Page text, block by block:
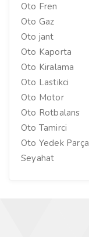
Oto Fren
Oto Gaz
Oto jant
Oto Kaporta
Oto Kiralama
Oto Lastikci
Oto Motor
Oto Rotbalans
Oto Tamirci
Oto Yedek Parça
Seyahat